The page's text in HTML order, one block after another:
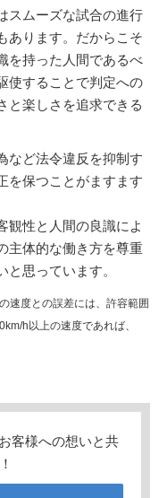
スムーズな試合の進行
あります。だからこそ
を持った人間であるべ
使することで判定への
と楽しさを追求できる
など法令違反を抑制す
を保つことがますます
観性と人間の良識によ
主体的な働き方を尊重
思っています。
速度との誤差には、許容範囲
h以上の速度であれば、
客様への想いと共